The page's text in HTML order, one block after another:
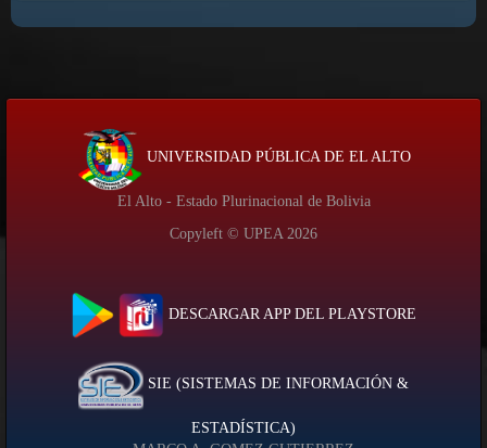
UNIVERSIDAD PÚBLICA DE EL ALTO
El Alto - Estado Plurinacional de Bolivia
Copyleft © UPEA 2026
DESCARGAR APP DEL PLAYSTORE
SIE (SISTEMAS DE INFORMACIÓN &
ESTADÍSTICA)